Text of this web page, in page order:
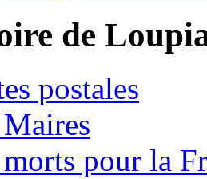
de
postales
pour la